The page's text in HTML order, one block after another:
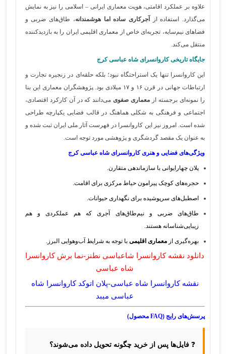
علاوه بر عملکرد اقامتی، هویت معماری ایرانی – اسلامی را نیز به نمایش
می‌گذارد. استفاده ازآجرکاری ساده اما هوشمندانه، طاق‌های ضربی و
فضاهای نیم‌سایه، تجربه‌ای خاص از معماری اقلیمی ایران را به بازدیدکننده
منتقل می‌کند.
جایگاه تاریخی کاروانسرای شاه عباسی کرج
این کاروانسرا تنها یک استراحتگاه نبود؛ بلکه حلقه‌ای در زنجیره تجارت و
ارتباطات جهانی در قرن ۱۶ و ۱۷ میلادی بود. پژوهشگران معماری این بنا
را نمونه‌ای برجسته از معماری صفویمی‌دانند که در آن کارکرد اقتصادی،
اجتماعی و فرهنگی به شکلی هماهنگ در قالب فضایی یکپارچه طراحی
شده است. امروز نیز این کاروانسرا در فهرست آثار ملی ایران ثبت شده و
به عنوان یک مقصد گردشگری و پژوهشی مورد توجه است.
ویژگی‌های فضایی و هنری کاروانسرای شاه عباسی کرج
پلان چهارایوانی با سازماندهی متقارن.
حجره‌های کوچک پیرامون حیاط مرکزی برای اقامت.
اصطبل‌های سرپوشیده برای نگهداری حیوانات.
طاق‌های ضربی و نیم‌طاق‌های آجری که هم عملکردی و هم
زیبایی‌شناسانه هستند.
بهره‌گیری ازمعماری اقلیمی با توجه به شرایط آب‌وهوایی البرز.
دانلود نقشه کاروانسرا شاعباسی نطنز-نما برش کاروانسرا
شاه عباسی
نقشه کاروانسرا شاه عباسی-پلان اتوکد کاروانسرا شاه
عباسی میبد
پرسش‌های رایج (FAQ محصول)
❓فایل‌ها پس از خرید چگونه تحویل داده می‌شوند؟